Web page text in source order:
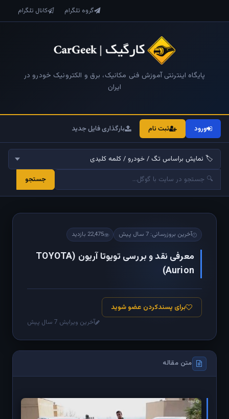
گروه تلگرام کانال تلگرام
پایگاه اینترنتی آموزش فنی مکانیک، برق و الکترونیک خودرو در
ایران
ورود ثبت نام بارگذاری فایل جدید
جستجو
آخرین بروزرسانی: 7 سال پیش 22,475 بازدید
معرفی نقد و بررسی تویوتا آریون (TOYOTA
Aurion)
برای پسندکردن عضو شوید
آخرین ویرایش 7 سال پیش
متن مقاله